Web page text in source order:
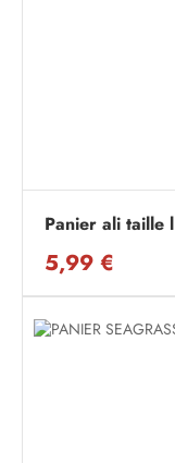
Panier ali taille l
5,99 €